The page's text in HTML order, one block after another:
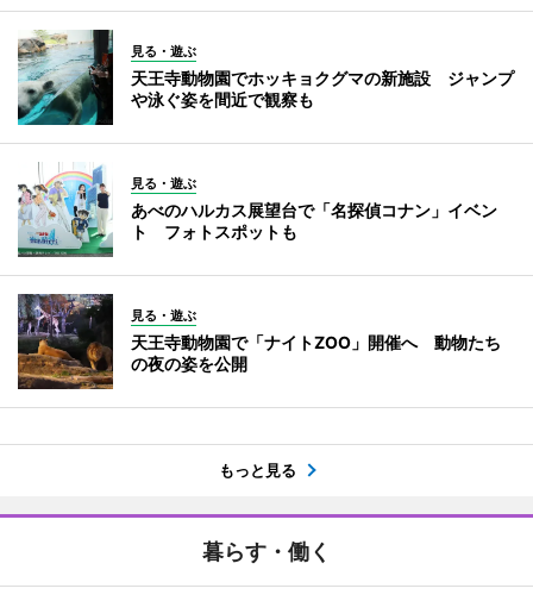
見る・遊ぶ
天王寺動物園でホッキョクグマの新施設 ジャンプ
や泳ぐ姿を間近で観察も
見る・遊ぶ
あべのハルカス展望台で「名探偵コナン」イベン
ト フォトスポットも
見る・遊ぶ
天王寺動物園で「ナイトZOO」開催へ 動物たち
の夜の姿を公開
もっと見る
暮らす・働く